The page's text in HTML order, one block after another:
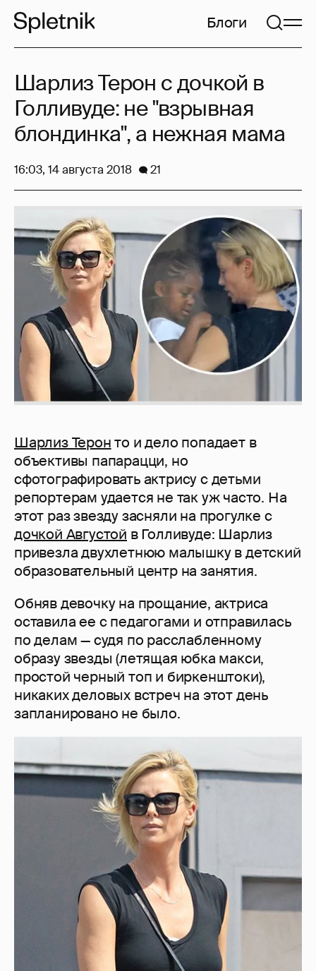
Блоги
Шарлиз Теронто и дело попадает в
объективы папарацци, но
сфотографировать актрису с детьми
репортерам удается не так уж часто. На
этот раз звезду засняли на прогулке с
дочкой Августой в Голливуде: Шарлиз
привезла двухлетнюю малышку в детский
образовательный центр на занятия.
Обняв девочку на прощание, актриса
оставила ее с педагогами и отправилась
по делам — судя по расслабленному
образу звезды (летящая юбка макси,
простой черный топ и биркенштоки),
никаких деловых встреч на этот день
запланировано не было.
Шарлиз Терон с дочкой в
Голливуде: не "взрывная
блондинка", а нежная мама
16:03, 14 августа 2018 21